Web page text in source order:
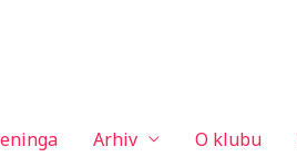
Arhiv O klubu